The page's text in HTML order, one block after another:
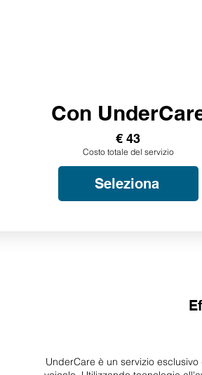
Con
€ 43
Costo totale del servizio
Seleziona
UnderCare è un servizio